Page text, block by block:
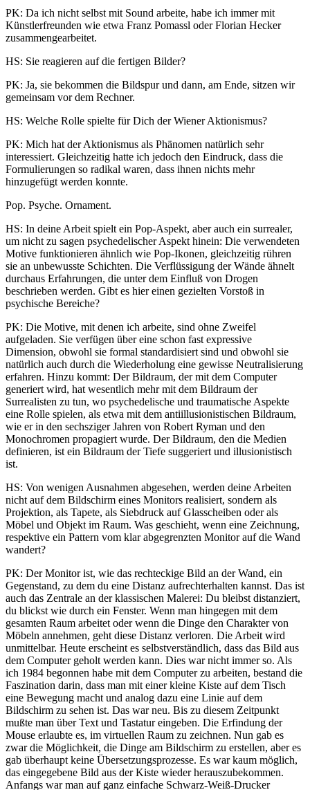
PK: Da ich nicht selbst mit Sound arbeite, habe ich immer mit
Künstlerfreunden wie etwa Franz Pomassl oder Florian Hecker
zusammengearbeitet.
HS: Sie reagieren auf die fertigen Bilder?
PK: Ja, sie bekommen die Bildspur und dann, am Ende, sitzen wir
gemeinsam vor dem Rechner.
HS: Welche Rolle spielte für Dich der Wiener Aktionismus?
PK: Mich hat der Aktionismus als Phänomen natürlich sehr
interessiert. Gleichzeitig hatte ich jedoch den Eindruck, dass die
Formulierungen so radikal waren, dass ihnen nichts mehr
hinzugefügt werden konnte.
Pop. Psyche. Ornament.
HS: In deine Arbeit spielt ein Pop-Aspekt, aber auch ein surrealer,
um nicht zu sagen psychedelischer Aspekt hinein: Die verwendeten
Motive funktionieren ähnlich wie Pop-Ikonen, gleichzeitig rühren
sie an unbewusste Schichten. Die Verflüssigung der Wände ähnelt
durchaus Erfahrungen, die unter dem Einfluß von Drogen
beschrieben werden. Gibt es hier einen gezielten Vorstoß in
psychische Bereiche?
PK: Die Motive, mit denen ich arbeite, sind ohne Zweifel
aufgeladen. Sie verfügen über eine schon fast expressive
Dimension, obwohl sie formal standardisiert sind und obwohl sie
natürlich auch durch die Wiederholung eine gewisse Neutralisierung
erfahren. Hinzu kommt: Der Bildraum, der mit dem Computer
generiert wird, hat wesentlich mehr mit dem Bildraum der
Surrealisten zu tun, wo psychedelische und traumatische Aspekte
eine Rolle spielen, als etwa mit dem antiillusionistischen Bildraum,
wie er in den sechsziger Jahren von Robert Ryman und den
Monochromen propagiert wurde. Der Bildraum, den die Medien
definieren, ist ein Bildraum der Tiefe suggeriert und illusionistisch
ist.
HS: Von wenigen Ausnahmen abgesehen, werden deine Arbeiten
nicht auf dem Bildschirm eines Monitors realisiert, sondern als
Projektion, als Tapete, als Siebdruck auf Glasscheiben oder als
Möbel und Objekt im Raum. Was geschieht, wenn eine Zeichnung,
respektive ein Pattern vom klar abgegrenzten Monitor auf die Wand
wandert?
PK: Der Monitor ist, wie das rechteckige Bild an der Wand, ein
Gegenstand, zu dem du eine Distanz aufrechterhalten kannst. Das ist
auch das Zentrale an der klassischen Malerei: Du bleibst distanziert,
du blickst wie durch ein Fenster. Wenn man hingegen mit dem
gesamten Raum arbeitet oder wenn die Dinge den Charakter von
Möbeln annehmen, geht diese Distanz verloren. Die Arbeit wird
unmittelbar. Heute erscheint es selbstverständlich, dass das Bild aus
dem Computer geholt werden kann. Dies war nicht immer so. Als
ich 1984 begonnen habe mit dem Computer zu arbeiten, bestand die
Faszination darin, dass man mit einer kleine Kiste auf dem Tisch
eine Bewegung macht und analog dazu eine Linie auf dem
Bildschirm zu sehen ist. Das war neu. Bis zu diesem Zeitpunkt
mußte man über Text und Tastatur eingeben. Die Erfindung der
Mouse erlaubte es, im virtuellen Raum zu zeichnen. Nun gab es
zwar die Möglichkeit, die Dinge am Bildschirm zu erstellen, aber es
gab überhaupt keine Übersetzungsprozesse. Es war kaum möglich,
das eingegebene Bild aus der Kiste wieder herauszubekommen.
Anfangs war man auf ganz einfache Schwarz-Weiß-Drucker